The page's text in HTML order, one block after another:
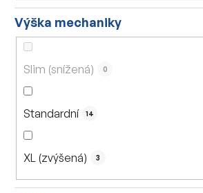
Výška mechaniky
Slim (snížená) 0
Standardní 14
XL (zvýšená) 3